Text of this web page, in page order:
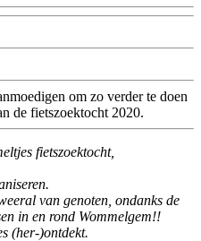
om zo verder te doen
de fietszoektocht 2020.
fietszoektocht,
van genoten, ondanks de
in en rond Wommelgem!!
(her-)ontdekt.